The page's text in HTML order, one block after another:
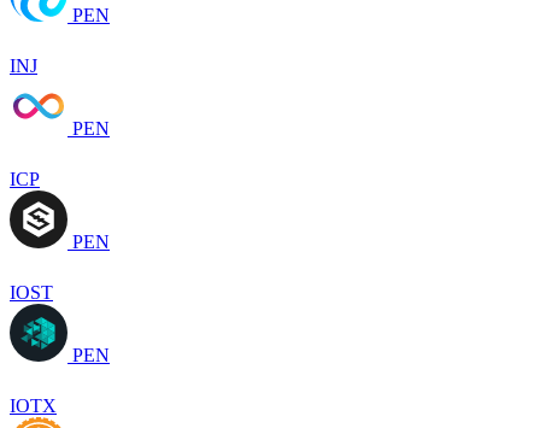
PEN
INJ
PEN
ICP
PEN
IOST
PEN
IOTX